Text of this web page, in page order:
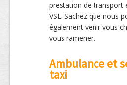
prestation de transport
VSL. Sachez que nous
également venir vous
vous ramener.
Ambulance et
taxi